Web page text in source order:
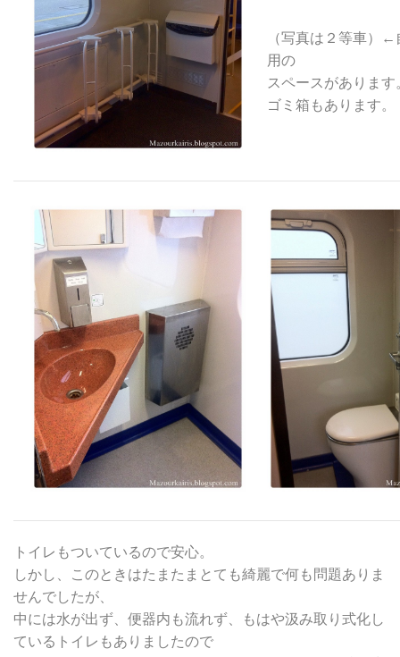
（写真は２等車）
用の
スペースがあります
ゴミ箱もあります。
トイレもついているので安心。
しかし、このときはたまたまとても綺麗で何も問題ありま
せんでしたが、
中には水が出ず、便器内も流れず、もはや汲み取り式化し
ているトイレもありましたので